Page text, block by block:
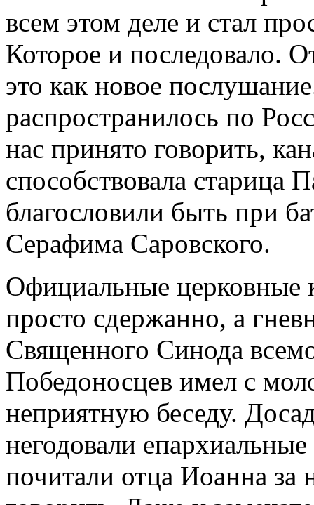
всем этом деле и стал
Которое и последовало.
это как новое
распространилось по
нас принято говорить,
способствовала старица
благословили быть при
Серафима Саровского.
Официальные церковные
просто сдержанно, а
Священного Синода
Победоносцев имел с
неприятную беседу.
негодовали
почитали отца Иоанна за